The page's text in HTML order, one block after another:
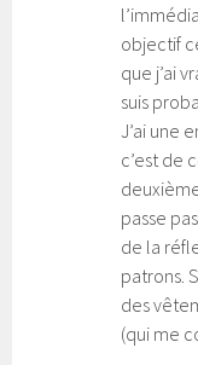
objectif
que j’ai
suis
J’ai une
c’est de
passe
de la
patrons.
des
(qui me